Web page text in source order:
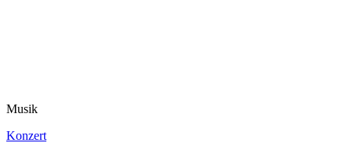
Musik
Konzert